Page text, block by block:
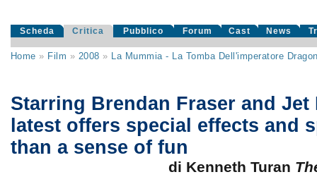
Scheda Critica Pubblico Forum Cast News
Home » Film » 2008 » La Mummia - La Tomba Dell'imperatore
Starring Brendan Fraser and Jet
latest offers special effects and
than a sense of fun
di Kenneth Turan